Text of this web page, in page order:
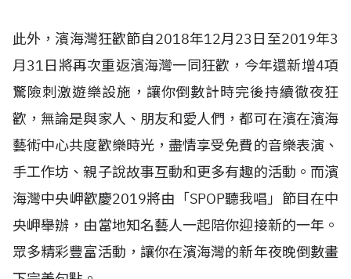
此外，濱海灣狂歡節自2018年12月23日至2019年3
月31日將再次重返濱海灣一同狂歡，今年還新增4項
驚險刺激遊樂設施，讓你倒數計時完後持續徹夜狂
歡，無論是與家人、朋友和愛人們，都可在濱在濱海
藝術中心共度歡樂時光，盡情享受免費的音樂表演、
手工作坊、親子說故事互動和更多有趣的活動。而濱
海灣中央岬歡慶2019將由「SPOP聽我唱」節目在中
央岬舉辦，由當地知名藝人一起陪你迎接新的一年。
眾多精彩豐富活動，讓你在濱海灣的新年夜晚倒數畫